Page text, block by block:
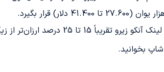
25 درصد ارزان‌تر از زیکر 001 خواهد بود.
بخوانید.